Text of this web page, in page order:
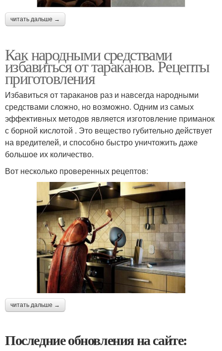
читать дальше →
Как народными средствами
избавиться от тараканов. Рецепты
приготовления
Избавиться от тараканов раз и навсегда народными
средствами сложно, но возможно. Одним из самых
эффективных методов является изготовление приманок
с борной кислотой . Это вещество губительно действует
на вредителей, и способно быстро уничтожить даже
большое их количество.
Вот несколько проверенных рецептов:
читать дальше →
Последние обновления на сайте: